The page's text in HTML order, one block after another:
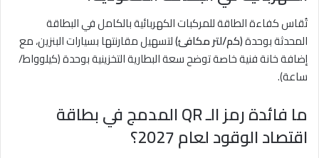
تُقاس كفاءة الطاقة للمركبات الكهربائية بالكامل في البطاقة
المحدثة بوحدة(كم/لتر مكافئ)لتسهيل مقارنتها بسيارات البنزين، مع
إضافة خانة فنية خاصة توضح سعة البطارية التخزينية بوحدة (كيلوواط/
ساعة).
ما فائدة رمز الـ QR المدمج في بطاقة
اقتصاد الوقود لعام 2027؟